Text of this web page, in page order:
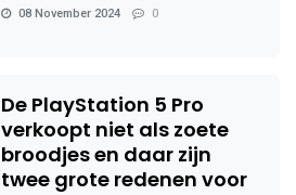
08 November 2024 0
De PlayStation 5 Pro
verkoopt niet als zoete
broodjes en daar zijn
twee grote redenen voor